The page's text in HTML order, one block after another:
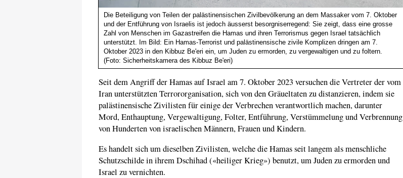
Die Beteiligung von Teilen der palästinensischen Zivilbevölkerung an dem Massaker vom 7. Oktober
und der Entführung von Israelis ist jedoch äusserst besorgniserregend: Sie zeigt, dass eine grosse
Zahl von Menschen im Gazastreifen die Hamas und ihren Terrorismus gegen Israel tatsächlich
unterstützt. Im Bild: Ein Hamas-Terrorist und palästinensische zivile Komplizen dringen am 7.
Oktober 2023 in den Kibbuz Be'eri ein, um Juden zu ermorden, zu vergewaltigen und zu foltern.
(Foto: Sicherheitskamera des Kibbuz Be'eri)
Seit dem Angriff der Hamas auf Israel am 7. Oktober 2023 versuchen die Vertreter der vom
Iran unterstützten Terrororganisation, sich von den Gräueltaten zu distanzieren, indem sie
palästinensische Zivilisten für einige der Verbrechen verantwortlich machen, darunter
Mord, Enthauptung, Vergewaltigung, Folter, Entführung, Verstümmelung und Verbrennung
von Hunderten von israelischen Männern, Frauen und Kindern.
Es handelt sich um dieselben Zivilisten, welche die Hamas seit langem als menschliche
Schutzschilde in ihrem Dschihad («heiliger Krieg») benutzt, um Juden zu ermorden und
Israel zu vernichten.